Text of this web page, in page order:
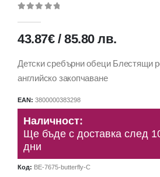
43.87€ /85.80лв.
Детски сребърни обеци Блестящи
английско закопчаване
EAN: 3800000383298
Наличност:
Ще бъде с доставка след
дни
Код: BE-7675-butterfly-C